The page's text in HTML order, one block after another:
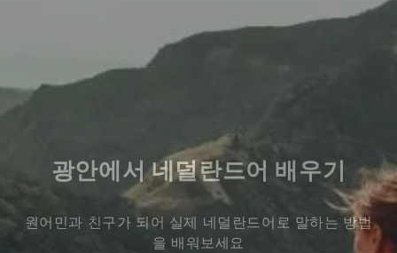
광안에서 네덜란드어 배우기
원어민과 친구가 되어 실제 네덜란드어로 말하는 방법
을 배워보세요